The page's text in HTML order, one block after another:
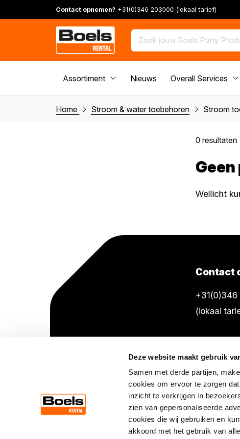
Deze website maakt gebruik
Samen met derde partijen,
cookies om ervoor te zorgen
inzicht te verkrijgen in
zien van gepersonaliseerde
cookies die wij gebruiken en
akkoord met het gebruik van
Contact opnemen? +31(0)346 203000 (lokaal tarief)
Assortiment Nieuws Overall Services
Home Stroom & water toebehoren Stroom
0
Wellicht
Contact
(lokaal
© 2026 Boels Party & Events. Alle rechten